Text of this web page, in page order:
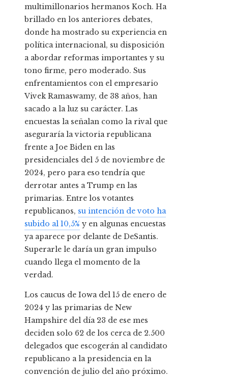
multimillonarios hermanos Koch. Ha
brillado en los anteriores debates,
donde ha mostrado su experiencia en
política internacional, su disposición
a abordar reformas importantes y su
tono firme, pero moderado. Sus
enfrentamientos con el empresario
Vivek Ramaswamy, de 38 años, han
sacado a la luz su carácter. Las
encuestas la señalan como la rival que
aseguraría la victoria republicana
frente a Joe Biden en las
presidenciales del 5 de noviembre de
2024, pero para eso tendría que
derrotar antes a Trump en las
primarias. Entre los votantes
republicanos, su intención de voto ha
subido al 10,5% y en algunas encuestas
ya aparece por delante de DeSantis.
Superarle le daría un gran impulso
cuando llega el momento de la
verdad.
Los caucus de Iowa del 15 de enero de
2024 y las primarias de New
Hampshire del día 23 de ese mes
deciden solo 62 de los cerca de 2.500
delegados que escogerán al candidato
republicano a la presidencia en la
convención de julio del año próximo.